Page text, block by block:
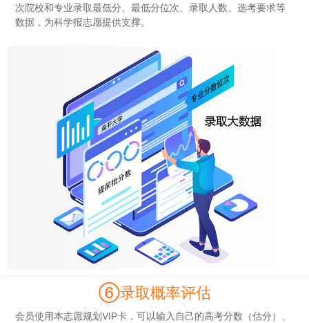
次院校和专业录取最低分、最低分位次、录取人数、选考要求等
数据，为科学报志愿提供支撑。
⑥录取概率评估
会员使用本志愿规划VIP卡，可以输入自己的高考分数（估分）、